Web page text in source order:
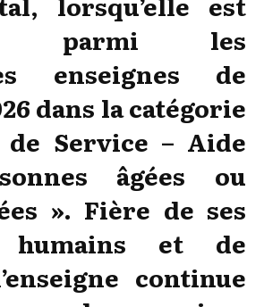
parmi les
enseignes de
dans la catégorie
Service – Aide
âgées ou
». Fière de ses
humains et de
continue